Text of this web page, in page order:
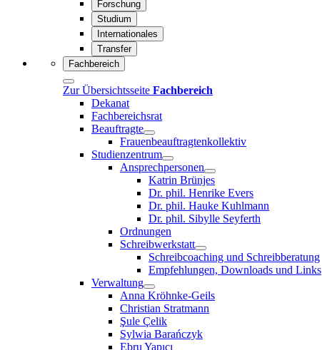
Forschung
Studium
Internationales
Transfer
Fachbereich
Zur Übersichtsseite Fachbereich
Dekanat
Fachbereichsrat
Beauftragte
Frauenbeauftragtenkollektiv
Studienzentrum
Ansprechpersonen
Katrin Brünjes
Dr. phil. Henrike Evers
Dr. phil. Hauke Kuhlmann
Dr. phil. Sibylle Seyferth
Ordnungen
Schreibwerkstatt
Schreibcoaching und Schreibberatung
Empfehlungen, Downloads und Links
Verwaltung
Anna Kröhnke-Geils
Christian Stratmann
Şule Çelik
Sylwia Barańczyk
Ebru Yapıcı